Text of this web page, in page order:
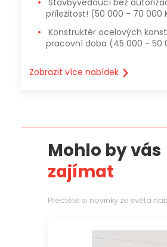
příležitost! (50 000 - 70 000
pracovní doba (45 000 - 50
Zobrazit více nabídek
Mohlo by vás
zajímat
Přečtěte si novinky ze světa